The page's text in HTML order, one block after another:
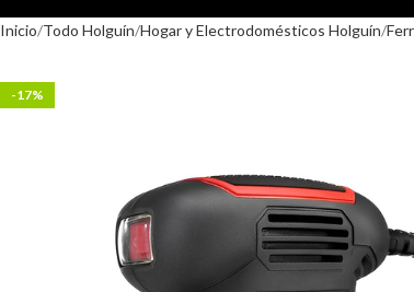
Inicio Todo Holguín Hogar y Electrodomésticos Holguín
-17%